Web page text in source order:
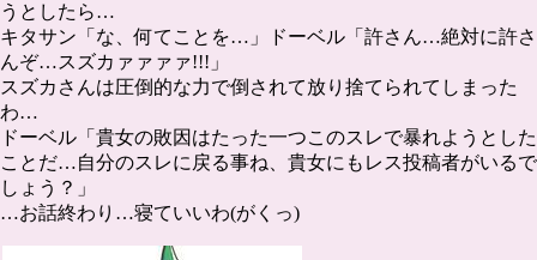
うとしたら…
キタサン「な、何てことを…」ドーベル「許さん…絶対に許さ
んぞ…スズカァァァァ!!!」
スズカさんは圧倒的な力で倒されて放り捨てられてしまった
わ…
ドーベル「貴女の敗因はたった一つこのスレで暴れようとした
ことだ…自分のスレに戻る事ね、貴女にもレス投稿者がいるで
しょう？」
…お話終わり…寝ていいわ(がくっ)